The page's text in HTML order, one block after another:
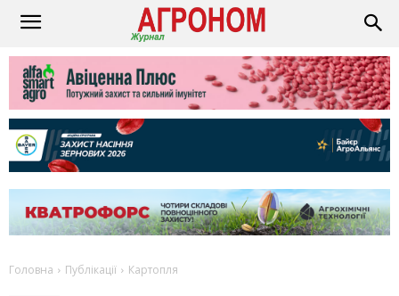
Головна Публікації Картопля